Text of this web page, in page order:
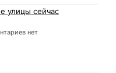
улицы сейчас
нет